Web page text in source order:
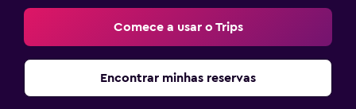
Comece a usar o Trips
Encontrar minhas reservas